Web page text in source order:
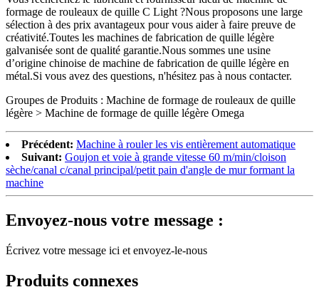
formage de rouleaux de quille C Light ?Nous proposons une large
sélection à des prix avantageux pour vous aider à faire preuve de
créativité.Toutes les machines de fabrication de quille légère
galvanisée sont de qualité garantie.Nous sommes une usine
d’origine chinoise de machine de fabrication de quille légère en
métal.Si vous avez des questions, n'hésitez pas à nous contacter.
Groupes de Produits : Machine de formage de rouleaux de quille
légère > Machine de formage de quille légère Omega
Précédent: Machine à rouler les vis entièrement automatique
Suivant: Goujon et voie à grande vitesse 60 m/min/cloison
sèche/canal c/canal principal/petit pain d'angle de mur formant la
machine
Envoyez-nous votre message :
Écrivez votre message ici et envoyez-le-nous
Produits connexes